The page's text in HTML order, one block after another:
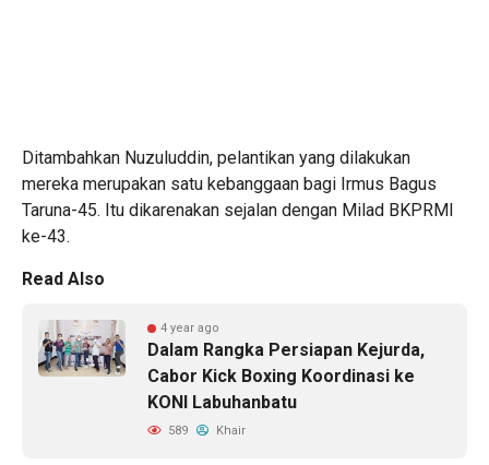
Ditambahkan Nuzuluddin, pelantikan yang dilakukan
mereka merupakan satu kebanggaan bagi Irmus Bagus
Taruna-45. Itu dikarenakan sejalan dengan Milad BKPRMI
ke-43.
Read Also
4 year ago
Dalam Rangka Persiapan Kejurda,
Cabor Kick Boxing Koordinasi ke
KONI Labuhanbatu
589 Khair